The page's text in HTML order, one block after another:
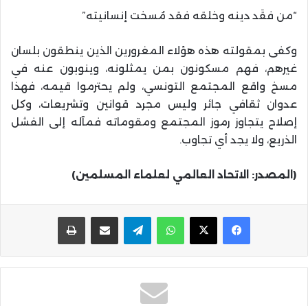
“من فقَد دينه وخلقه فقد مُسخت إنسانيته”
وكفى بمقولته هذه هؤلاء المغرورين الذين ينطقون بلسان
غيرهم، فهم مسكونون بمن يمثلونه، وينوبون عنه في
مسخ واقع المجتمع التونسي، ولم يحترموا قيمه، فهذا
عدوان ثقافي جائر وليس مجرد قوانين وتشريعات، وكل
إصلاح يتجاوز رموز المجتمع ومقوماته فمآله إلى الفشل
الذريع، ولا يجد أي تجاوب.
(المصدر: الاتحاد العالمي لعلماء المسلمين)
واتساب تيلقرام مشاركة عبر البريد